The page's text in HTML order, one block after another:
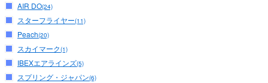
AIR DO(24)
スターフライヤー(11)
Peach(20)
スカイマーク(1)
IBEXエアラインズ(5)
スプリング・ジャパン(6)